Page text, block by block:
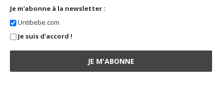
Je m'abonne à la newsletter :
Untibebe.com
Je suis d'accord !